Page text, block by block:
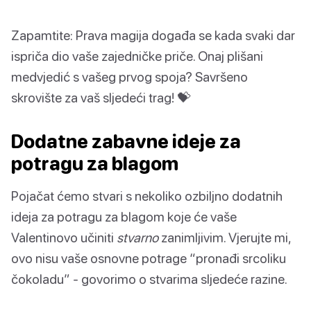
Zapamtite: Prava magija događa se kada svaki dar
ispriča dio vaše zajedničke priče. Onaj plišani
medvjedić s vašeg prvog spoja? Savršeno
skrovište za vaš sljedeći trag! 💝
Dodatne zabavne ideje za
potragu za blagom
Pojačat ćemo stvari s nekoliko ozbiljno dodatnih
ideja za potragu za blagom koje će vaše
Valentinovo učiniti stvarnozanimljivim. Vjerujte mi,
ovo nisu vaše osnovne potrage “pronađi srcoliku
čokoladu” - govorimo o stvarima sljedeće razine.